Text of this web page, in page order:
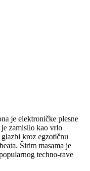
je elektroničke plesne
je zamislio kao vrlo
kroz egzotičnu
Širim masama je
techno-rave